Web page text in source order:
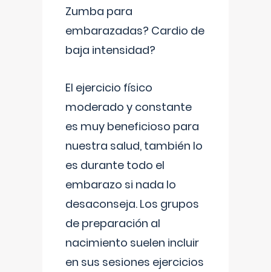
Zumba para
embarazadas? Cardio de
baja intensidad?
El ejercicio físico
moderado y constante
es muy beneficioso para
nuestra salud, también lo
es durante todo el
embarazo si nada lo
desaconseja. Los grupos
de preparación al
nacimiento suelen incluir
en sus sesiones ejercicios